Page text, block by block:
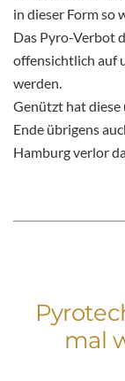
in dieser Form so
Das Pyro-Verbot
offensichtlich auf
werden.
Genützt hat
Ende übrigens
Hamburg verlor
mal